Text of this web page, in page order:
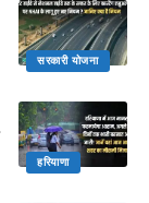
सरकारी योजना
हरियाणा